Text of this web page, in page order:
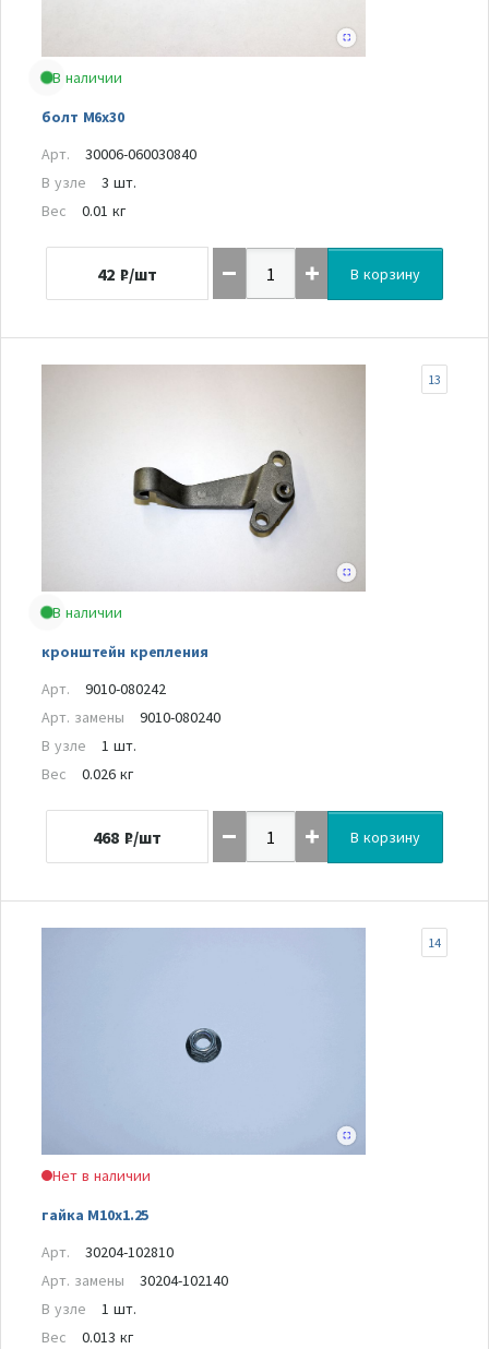
В наличии
болт М6х30
Арт.
30006-060030840
В узле
3 шт.
Вес
0.01 кг
42 ₽/шт В корзину
В наличии
кронштейн крепления
13
Арт.
9010-080242
Арт. замены
9010-080240
В узле
1 шт.
Вес
0.026 кг
468 ₽/шт В корзину
Нет в наличии
гайка M10x1.25
14
Арт.
30204-102810
Арт. замены
30204-102140
В узле
1 шт.
Вес
0.013 кг